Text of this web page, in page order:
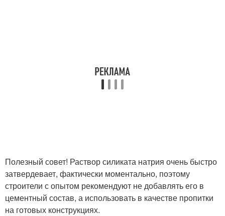
Полезный совет! Раствор силиката натрия очень быстро
затвердевает, фактически моментально, поэтому
строители с опытом рекомендуют не добавлять его в
цементный состав, а использовать в качестве пропитки
на готовых конструкциях.